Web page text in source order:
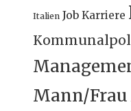
Italien Job Karriere
Mann/Frau